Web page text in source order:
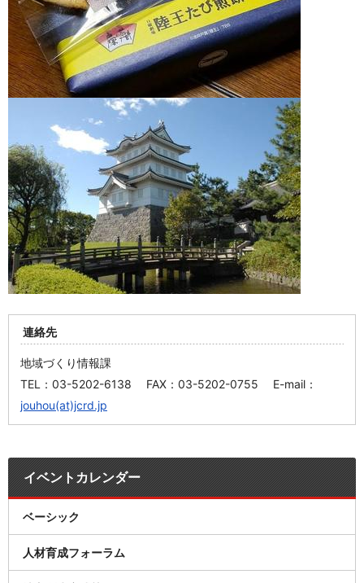
連絡先
地域づくり情報課
TEL：03-5202-6138 FAX：03-5202-0755 E-mail：
jouhou(at)jcrd.jp
イベントカレンダー
ベーシック
人材育成フォーラム